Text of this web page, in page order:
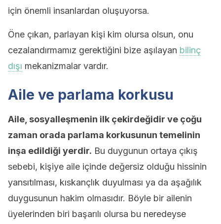
için önemli insanlardan oluşuyorsa.
Öne çıkan, parlayan kişi kim olursa olsun, onu
cezalandırmamız gerektiğini bize aşılayan bilinç
dışı mekanizmalar vardır.
Aile ve parlama korkusu
Aile, sosyalleşmenin ilk çekirdeğidir ve çoğu
zaman orada parlama korkusunun temelinin
inşa edildiği yerdir. Bu duygunun ortaya çıkış
sebebi, kişiye aile içinde değersiz olduğu hissinin
yansıtılması, kıskançlık duyulması ya da aşağılık
duygusunun hakim olmasıdır. Böyle bir ailenin
üyelerinden biri başarılı olursa bu neredeyse